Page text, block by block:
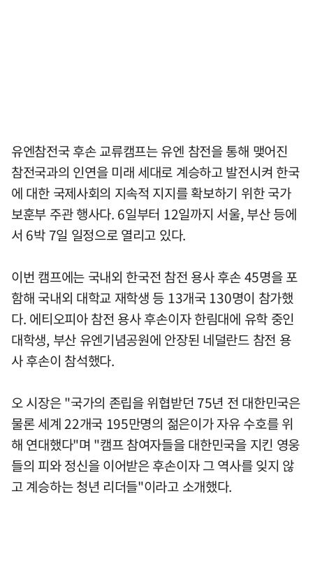
유엔참전국 후손 교류캠프는 유엔 참전을 통해 맺어진
참전국과의 인연을 미래 세대로 계승하고 발전시켜 한국
에 대한 국제사회의 지속적 지지를 확보하기 위한 국가
보훈부 주관 행사다. 6일부터 12일까지 서울, 부산 등에
서 6박 7일 일정으로 열리고 있다.
이번 캠프에는 국내외 한국전 참전 용사 후손 45명을 포
함해 국내외 대학교 재학생 등 13개국 130명이 참가했
다. 에티오피아 참전 용사 후손이자 한림대에 유학 중인
대학생, 부산 유엔기념공원에 안장된 네덜란드 참전 용
사 후손이 참석했다.
오 시장은 "국가의 존립을 위협받던 75년 전 대한민국은
물론 세계 22개국 195만명의 젊은이가 자유 수호를 위
해 연대했다"며 "캠프 참여자들을 대한민국을 지킨 영웅
들의 피와 정신을 이어받은 후손이자 그 역사를 잊지 않
고 계승하는 청년 리더들"이라고 소개했다.